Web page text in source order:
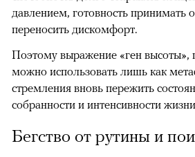
давлением, готовность принимать
переносить дискомфорт.
Поэтому выражение «ген высоты»,
можно использовать лишь как
стремления вновь пережить
собранности и интенсивности
Бегство от рутины и